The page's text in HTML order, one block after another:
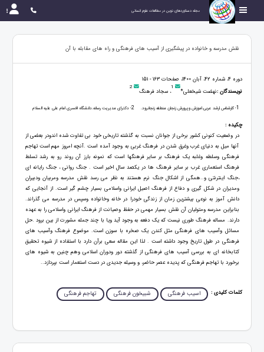
مجله دستاوردهای نوین در مطالعات علوم انسانی
نقش مدرسه و خانواده در پیشگیری از آسیب های فرهنگی و راه های مقابله با آن
دوره 4، شماره 42، آبان 1400، صفحات 163 - 151
نویسندگان :نهضت شیخعلی* 1، سجاد فرهنگ 2
1- کارشناس ارشد عربی.اموزش وپرورش زنجان منطقه زنجانرود. 2- دکترای مدیریت رسانه.دانشگاه افسری امام علی علیه السلام
چکیده :
در وضعیت کنونی کشور برخی از جوانان نسبت به گذشته تاریخی خود بی تفاوت شده اندودر بعضی از
آنها میل به دنیای غرب وغرق شدن در فرهنگ غربی به وجود آمده است .آنچه امروز مهم است تهاجم
فرهنگی وسلطه وغلبه یک فرهنگ بر سایر فرهنگها است که نمونه بارز آن روند رو به رشد تسلط
فرهنگ استعماری غرب بر سایر فرهنگ ها در یکصد سال اخیر است . جنگ روانی ، جنگ رایانه ای
،جنگ اینترنتی و..همگی از اشکال جنگ نرم هستند به نظر می رسد نقش مدرسه ومربیان ودبیران
ومدیران در شکل گیری و دفاع از فرهنگ اصیل ایرانی واسلامی بسیار چشم گیر است. از آنجایی که
دانش آموز به نوعی بیشترین زمان از زندگی خودرا در خانه وخانواده وسپس در مدرسه می گذراند.
بنابراین مدرسه ومتولیان آن نقش بسیار مهمی در حفظ وصیانت از فرهنگ ایرانی واسلامی را به عهده
دارند. مساله فرهنگ طوری نیست که یک دفعه به وجود آید ویا با چند جمله مشورت از بین برود .حل
مسائل وآسیب های فرهنگی مثل کندن یک صخره با سوزن است. موضوع فرهنگ وآسیب های
فرهنگی در طول تاریخ وجود داشته است . لذا این مقاله سعی برآن دارد با استفاده از شیوه تحقیق
کتابخانه ای به بررسی آسیب های فرهنگی از گذشته دور ودوران اسلامی وهم چنین به شیوه های
برخورد با تهاجم فرهنگی که پدیده عصر حاضر، و وسیله جدیدی در دست استعمار است بپردازد..
کلمات کلیدی : اسیب فرهنگی شبیخون فرهنگی تهاجم فرهنگی